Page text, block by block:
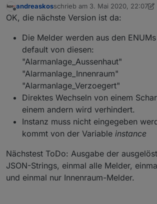
Offline
andreaskosschrieb am 3. Mai 2020, 22:07
zuletzt editiert von andreaskos
OK, die nächste Version ist da:
Die Melder werden aus den
default von diesen:
"Alarmanlage_Aussenhaut"
"Alarmanlage_Innenraum"
"Alarmanlage_Verzoegert"
Direktes Wechseln von einem
einem andern wird verhindert.
Instanz muss nicht eingegeben
kommt von der Variable instance
Nächstest ToDo: Ausgabe der
JSON-Strings, einmal alle Melder,
und einmal nur Innenraum-Melder.